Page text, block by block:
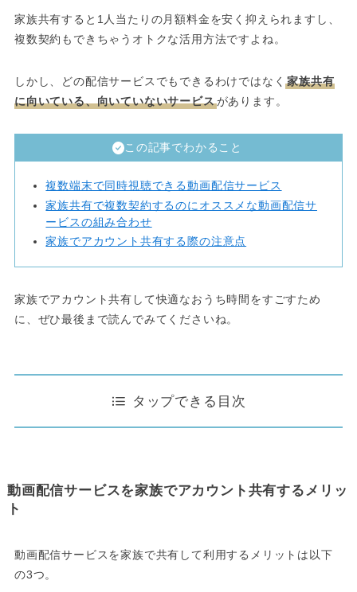
家族共有すると1人当たりの月額料金を安く抑えられますし、
複数契約もできちゃうオトクな活用方法ですよね。
しかし、どの配信サービスでもできるわけではなく家族共有
に向いている、向いていないサービスがあります。
この記事でわかること
複数端末で同時視聴できる動画配信サービス
家族共有で複数契約するのにオススメな動画配信サ
ービスの組み合わせ
家族でアカウント共有する際の注意点
家族でアカウント共有して快適なおうち時間をすごすため
に、ぜひ最後まで読んでみてくださいね。
タップできる目次
動画配信サービスを家族でアカウント共有するメリッ
ト
動画配信サービスを家族で共有して利用するメリットは以下
の3つ。